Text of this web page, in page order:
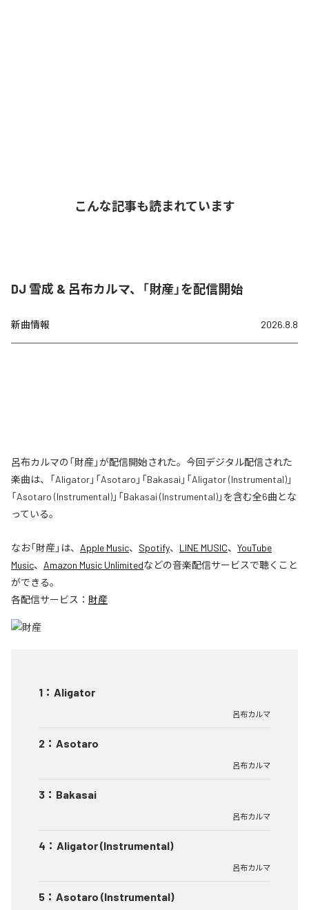
こんな記事も読まれています
DJ 雪成 & 呂布カルマ、「財産」を配信開始
新曲情報 2026.8.8
呂布カルマの「財産」が配信開始された。今回デジタル配信された
楽曲は、「Aligator」「Asotaro」「Bakasai」「Aligator (Instrumental)」
「Asotaro (Instrumental)」「Bakasai (Instrumental)」を含む全6曲とな
っている。
なお「財産」は、 Apple Music、 Spotify、 LINE MUSIC、 YouTube
Music、 Amazon Music Unlimitedなどの音楽配信サービスで聴くこと
ができる。
各配信サービス： 財産
1 ： Aligator
呂布カルマ
2 ： Asotaro
呂布カルマ
3 ： Bakasai
呂布カルマ
4 ： Aligator (Instrumental)
呂布カルマ
5 ： Asotaro (Instrumental)